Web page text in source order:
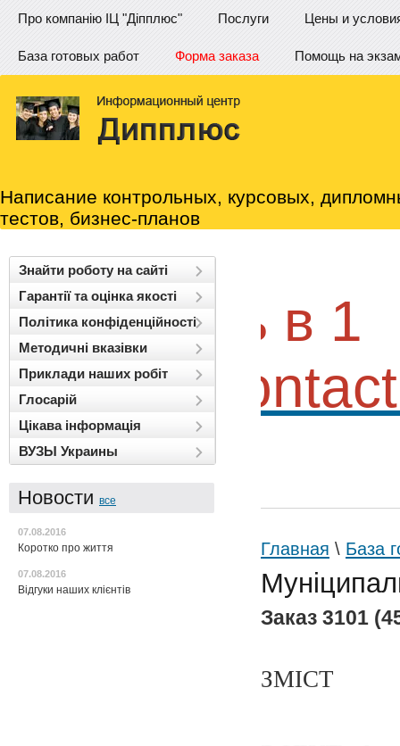
Про компанію ІЦ "Діпплюс" Послуги Цены и
База готовых работ Форма заказа Помощь на
Написание контрольных, курсовых,
тестов, бизнес-планов
Знайти роботу на сайті
Гарантії та оцінка якості
Політика конфіденційності
Методичні вказівки
Приклади наших робіт
Глосарій
Цікава інформація
ВУЗЫ Украины
Новости все
07.08.2016
Коротко про життя
07.08.2016
Відгуки наших клієнтів
в 1
/contactus
Главная \ База
Заказ 3101
ЗМІСТ